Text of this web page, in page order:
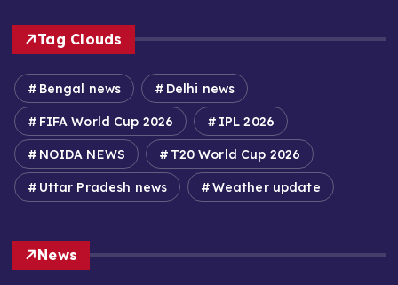
Tag Clouds
Bengal news Delhi news
FIFA World Cup 2026 IPL 2026
NOIDA NEWS T20 World Cup 2026
Uttar Pradesh news Weather update
News